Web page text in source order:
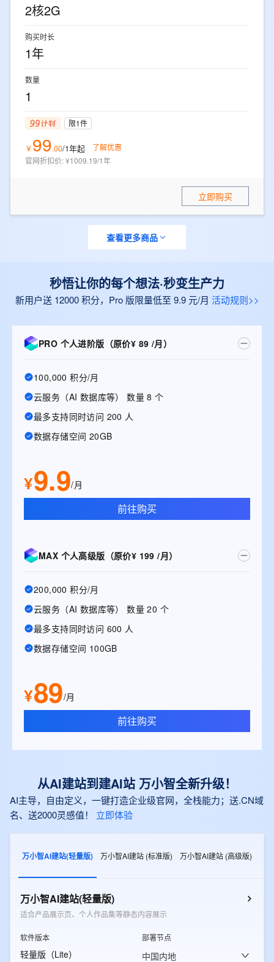
2核2G
购买时长
1年
数量
1
限1件
￥99.00/1年起
了解优惠
官网折扣价:¥1009.19/1年
立即购买
查看更多商品
秒悟让你的每个想法·秒变生产力
新用户送 12000 积分，Pro 版限量低至 9.9 元/月 活动规则>>
PRO 个人进阶版（原价¥ 89 /月）
100,000 积分/月
云服务（AI 数据库等） 数量 8 个
最多支持同时访问 200 人
数据存储空间 20GB
¥9.9/月
前往购买
MAX 个人高级版（原价¥ 199 /月）
200,000 积分/月
云服务（AI 数据库等） 数量 20 个
最多支持同时访问 600 人
数据存储空间 100GB
¥89/月
前往购买
从AI建站到建AI站 万小智全新升级！
AI主导，自由定义，一键打造企业级官网，全栈能力；送.CN域
名、送2000灵感值！
立即体验
万小智AI建站(轻量版) 万小智AI建站 (标准版) 万小智AI建站 (高级版)
万小智AI建站(轻量版)
适合产品展示页、个人作品集等静态内容展示
软件版本
轻量版（Lite）
部署节点
中国内地